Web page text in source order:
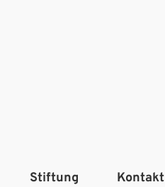
Stiftung Kontakt